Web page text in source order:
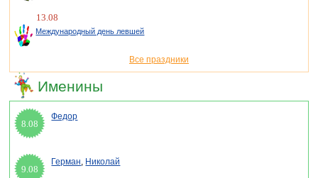
13.08
Международный день левшей
Все праздники
Именины
8.08
Федор
9.08
Герман, Николай